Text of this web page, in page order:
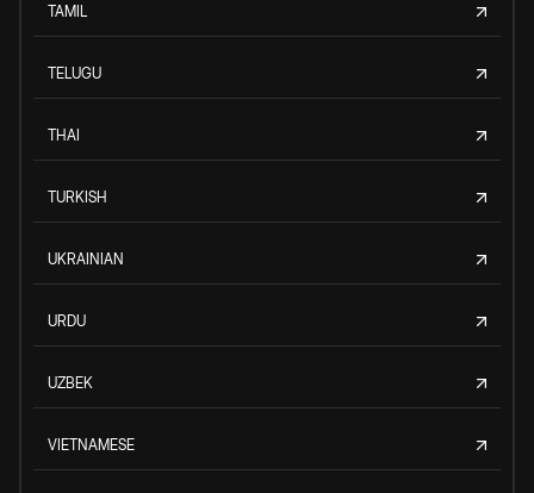
TAMIL
TELUGU
THAI
TURKISH
UKRAINIAN
URDU
UZBEK
VIETNAMESE